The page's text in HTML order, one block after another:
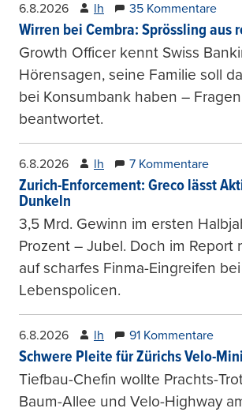
6.8.2026 lh 35 Kommentare
Wirren bei Cembra: Sprössling aus
Growth Officer kennt Swiss
Hörensagen, seine Familie soll
bei Konsumbank haben –
beantwortet.
6.8.2026 lh 7 Kommentare
Zurich-Enforcement: Greco lässt
Dunkeln
3,5 Mrd. Gewinn im ersten
Prozent – Jubel. Doch im Report
auf scharfes Finma-Eingreifen bei
Lebenspolicen.
6.8.2026 lh 91 Kommentare
Schwere Pleite für Zürichs Velo-
Tiefbau-Chefin wollte Prachts-
Baum-Allee und Velo-Highway